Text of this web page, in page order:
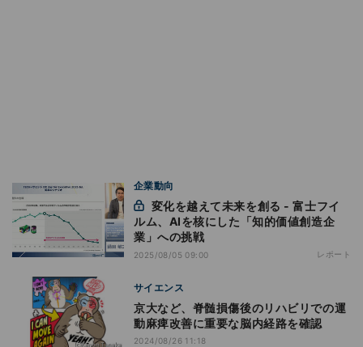
企業動向
ルム、AIを核にした「知的価値創造企
業」への挑戦
2025/08/05 09:00 レポート
サイエンス
京大など、脊髄損傷後のリハビリでの運
動麻痺改善に重要な脳内経路を確認
2024/08/26 11:18